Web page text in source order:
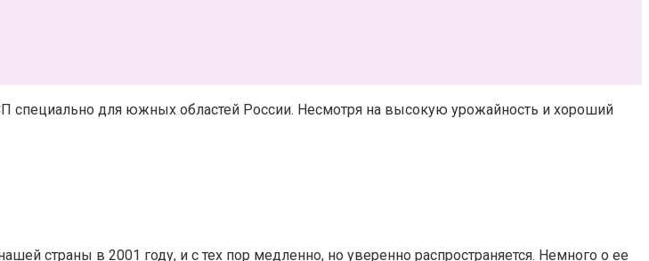
для южных областей России. Несмотря на высокую урожайность и хороший
страны в 2001 году, и с тех пор медленно, но уверенно распространяется. Немного о ее